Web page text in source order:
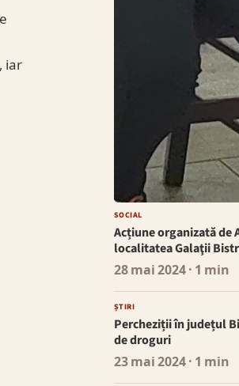
iar
SOCIAL
Acțiune organizată de
localitatea Galaţii
28 mai 2024· 1 min
ȘTIRI
Percheziții în județul
de droguri
23 mai 2024· 1 min